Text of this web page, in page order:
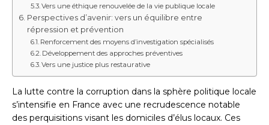
Vers une éthique renouvelée de la vie publique locale
Perspectives d’avenir: vers un équilibre entre
répression et prévention
Renforcement des moyens d’investigation spécialisés
Développement des approches préventives
Vers une justice plus restaurative
La lutte contre la corruption dans la sphère politique locale
s’intensifie en France avec une recrudescence notable
des perquisitions visant les domiciles d’élus locaux. Ces